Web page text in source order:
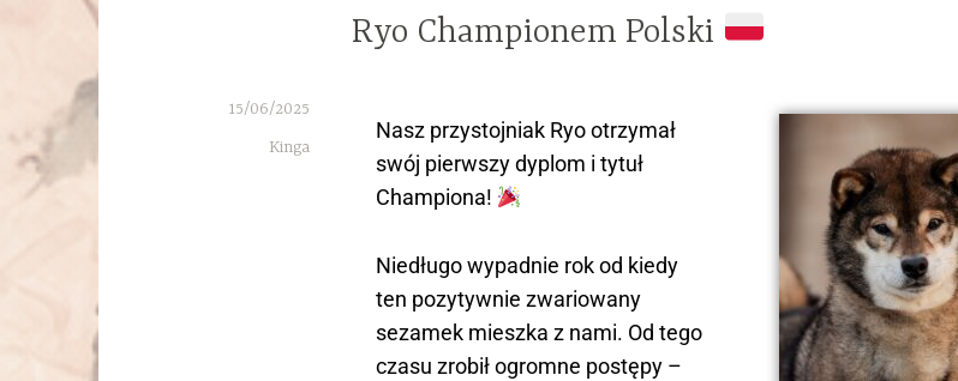
Ryo Championem Polski
15/06/2025
Kinga
Nasz przystojniak Ryo otrzymał
swój pierwszy dyplom i tytuł
Championa!
Niedługo wypadnie rok od kiedy
ten pozytywnie zwariowany
sezamek mieszka z nami. Od tego
czasu zrobił ogromne postępy –